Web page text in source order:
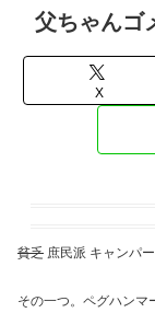
父ちゃんゴ
X
貧乏 庶民派 キャンパ
その一つ。ペグハンマ